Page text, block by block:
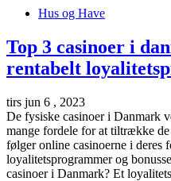
Hus og Have
Top 3 casinoer i
rentabelt
tirs jun 6 , 2023
De fysiske casinoer i Danmark
mange fordele for at tiltrække
følger online casinoerne i deres
loyalitetsprogrammer og
casinoer i Danmark? Et